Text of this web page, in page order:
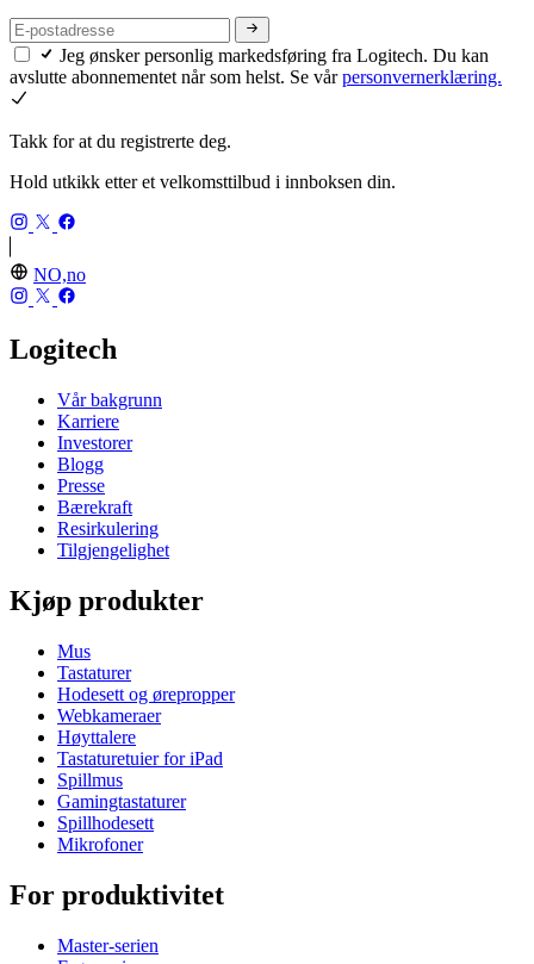
Jeg ønsker personlig markedsføring fra Logitech. Du kan
avslutte abonnementet når som helst. Se vårpersonvernerklæring.
Takk for at du registrerte deg.
Hold utkikk etter et velkomsttilbud i innboksen din.
NO,no
Logitech
Vår bakgrunn
Karriere
Investorer
Blogg
Presse
Bærekraft
Resirkulering
Tilgjengelighet
Kjøp produkter
Mus
Tastaturer
Hodesett og ørepropper
Webkameraer
Høyttalere
Tastaturetuier for iPad
Spillmus
Gamingtastaturer
Spillhodesett
Mikrofoner
For produktivitet
Master-serien